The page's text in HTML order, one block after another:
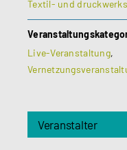
Textil- und
Live-Veranstaltung,
Veranstalter